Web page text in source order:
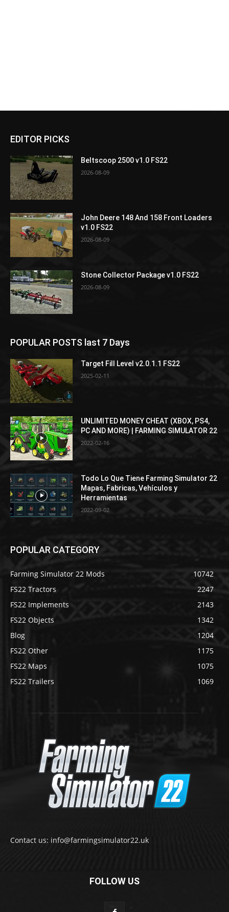
EDITOR PICKS
Beltscoop 2500 v1.0 FS22
2026-08-09
John Deere 148 And 158 Front Loaders
v1.0 FS22
2026-08-09
Stone Collector Package v1.0 FS22
2026-08-09
POPULAR POSTS last 7 Days
Target Fill Level v2.0.1.1 FS22
2025-02-11
UNLIMITED MONEY CHEAT (XBOX, PS4,
PC AND MORE) | FARMING SIMULATOR 22
2022-02-16
Todo Lo Que Tiene Farming Simulator 22
Mapas, Fabricas, Vehículos y
Herramientas
2022-09-02
POPULAR CATEGORY
Farming Simulator 22 Mods
10742
FS22 Tractors
2247
FS22 Implements
2143
FS22 Objects
1342
Blog
1204
FS22 Other
1175
FS22 Maps
1075
FS22 Trailers
1069
Contact us: info@farmingsimulator22.uk
FOLLOW US